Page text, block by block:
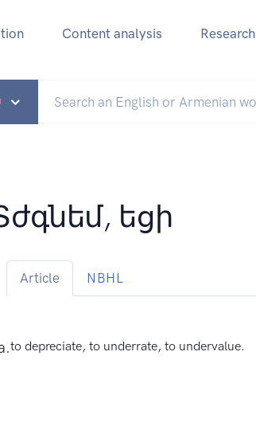
Content analysis Research
եցի
Article NBHL
to depreciate, to underrate, to undervalue.